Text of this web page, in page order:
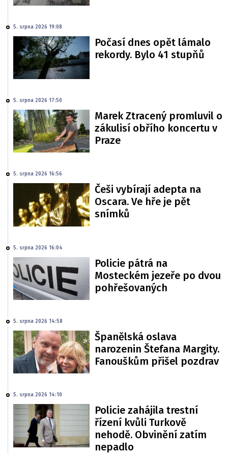
5. srpna 2026 19:08
Počasí dnes opět lámalo
rekordy. Bylo 41 stupňů
5. srpna 2026 17:50
Marek Ztracený promluvil o
zákulisí obřího koncertu v
Praze
5. srpna 2026 16:56
Češi vybírají adepta na
Oscara. Ve hře je pět
snímků
5. srpna 2026 16:04
Policie pátrá na
Mosteckém jezeře po dvou
pohřešovaných
5. srpna 2026 14:58
Španělská oslava
narozenin Štefana Margity.
Fanouškům přišel pozdrav
5. srpna 2026 14:10
Policie zahájila trestní
řízení kvůli Turkově
nehodě. Obvinění zatím
nepadlo